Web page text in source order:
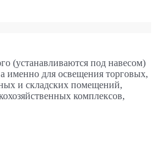
(устанавливаются под навесом)
именно для освещения торговых,
и складских помещений,
комплексов,